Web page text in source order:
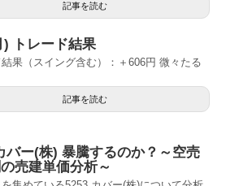
記事を読む
) トレード結果
結果（スイング含む）：＋606円 微々たる
記事を読む
バー(株) 暴騰するのか？～空売
売建単価分析～